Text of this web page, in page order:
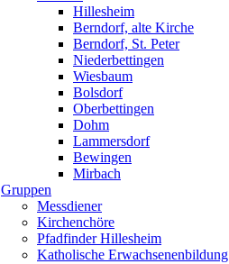
Hillesheim
Berndorf, alte Kirche
Berndorf, St. Peter
Niederbettingen
Wiesbaum
Bolsdorf
Oberbettingen
Dohm
Lammersdorf
Bewingen
Mirbach
Gruppen
Messdiener
Kirchenchöre
Pfadfinder Hillesheim
Katholische Erwachsenenbildung